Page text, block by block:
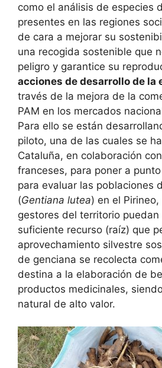
como el análisis de especies
presentes en las regiones
de cara a mejorar su
una recogida sostenible que
peligro y garantice su
acciones de desarrollo de la
través de la mejora de la
PAM en los mercados
Para ello se están
piloto, una de las cuales se
Cataluña, en colaboración
franceses, para poner a
para evaluar las poblaciones
(Gentiana lutea) en el
gestores del territorio puedan
suficiente recurso (raíz) que
aprovechamiento silvestre
de genciana se recolecta
destina a la elaboración de
productos medicinales,
natural de alto valor.